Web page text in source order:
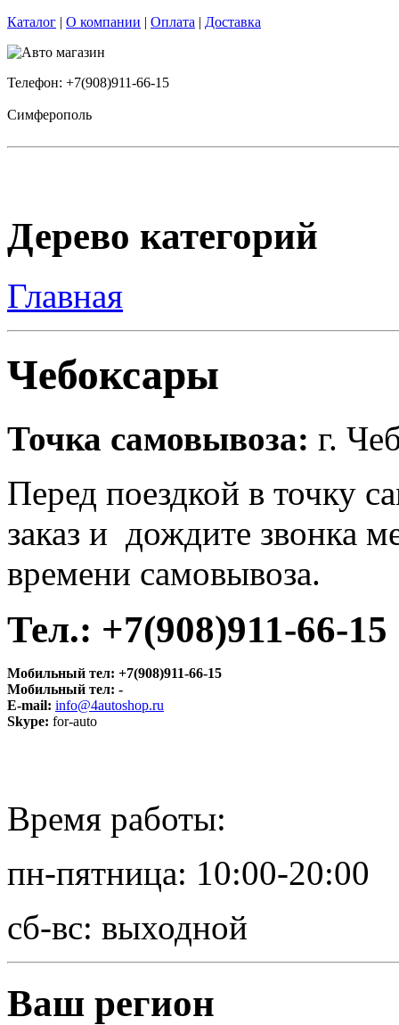
Каталог | О компании | Оплата | Доставка
Телефон: +7(908)911-66-15
Симферополь
Дерево категорий
Главная
Чебоксары
Точка самовывоза: г.
Перед поездкой в точку
заказ и дождите звонка
времени самовывоза.
Тел.: +7(908)911-66-15
Мобильный тел: +7(908)911-66-15
Мобильный тел: -
E-mail: info@4autoshop.ru
Skype: for-auto
Время работы:
пн-пятница: 10:00-20:00
сб-вс: выходной
Ваш регион